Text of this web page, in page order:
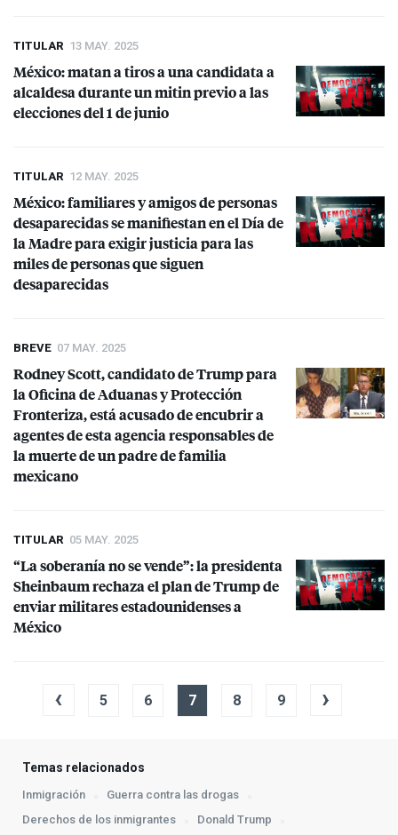
TITULAR 13 MAY. 2025
México: matan a tiros a una candidata a
alcaldesa durante un mitin previo a las
elecciones del 1 de junio
TITULAR 12 MAY. 2025
México: familiares y amigos de personas
desaparecidas se manifiestan en el Día de
la Madre para exigir justicia para las
miles de personas que siguen
desaparecidas
BREVE 07 MAY. 2025
Rodney Scott, candidato de Trump para
la Oficina de Aduanas y Protección
Fronteriza, está acusado de encubrir a
agentes de esta agencia responsables de
la muerte de un padre de familia
mexicano
TITULAR 05 MAY. 2025
“La soberanía no se vende”: la presidenta
Sheinbaum rechaza el plan de Trump de
enviar militares estadounidenses a
México
‹ 5 6 7 8 9 ›
Temas relacionados
Inmigración
Guerra contra las drogas
Derechos de los inmigrantes
Donald Trump